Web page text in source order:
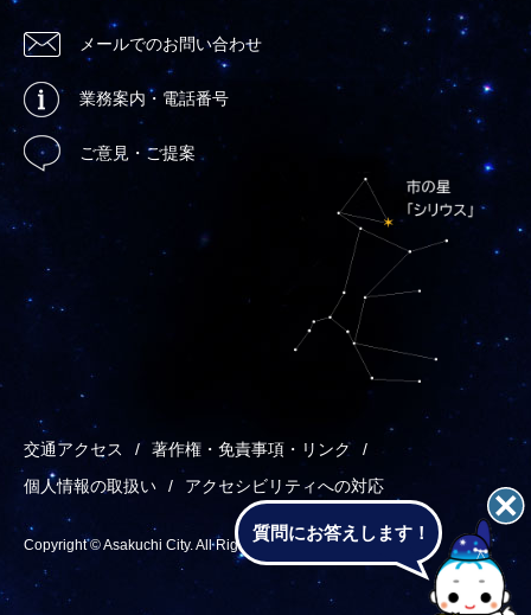
メールでのお問い合わせ
業務案内・電話番号
ご意見・ご提案
交通アクセス
著作権・免責事項・リンク
個人情報の取扱い
アクセシビリティへの対応
Copyright © Asakuchi City. All Rights Reserved.
質問にお答えします！